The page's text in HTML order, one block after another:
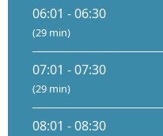
06:01 - 06:30
(29 min)
07:01 - 07:30
(29 min)
08:01 - 08:30